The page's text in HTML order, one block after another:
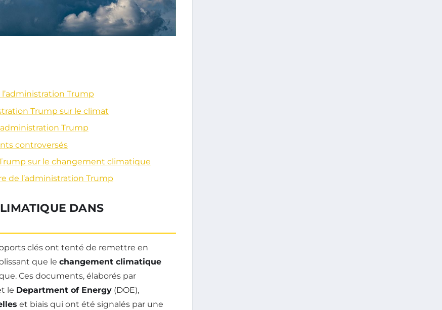
Trump
Trump sur le climat
Trump
controversés
sur le changement climatique
de l’administration Trump
DANS
clés ont tenté de remettre en
que le changement climatique
Ces documents, élaborés par
le Department of Energy (DOE),
et biais qui ont été signalés par une